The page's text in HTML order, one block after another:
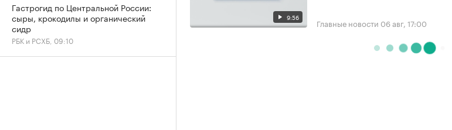
9:56 Главные новости 06 авг, 17:00
Гастрогид по Центральной России:
сыры, крокодилы и органический
сидр
РБК и РСХБ, 09:10